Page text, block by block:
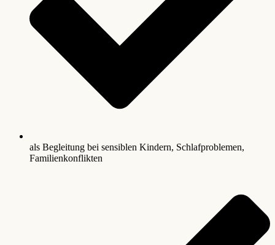
als Begleitung bei sensiblen Kindern, Schlafproblemen,
Familienkonflikten